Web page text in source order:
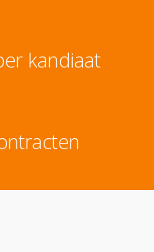
kandiaat